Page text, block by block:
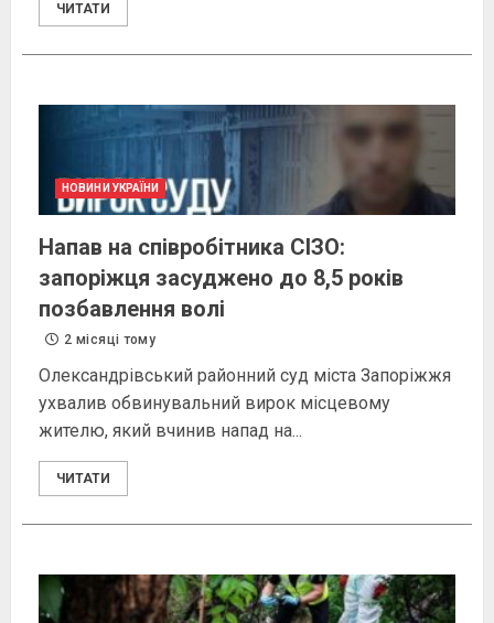
ЧИТАТИ
НОВИНИ УКРАЇНИ
Напав на співробітника СІЗО:
запоріжця засуджено до 8,5 років
позбавлення волі
2 місяці тому
Олександрівський районний суд міста Запоріжжя
ухвалив обвинувальний вирок місцевому
жителю, який вчинив напад на...
ЧИТАТИ